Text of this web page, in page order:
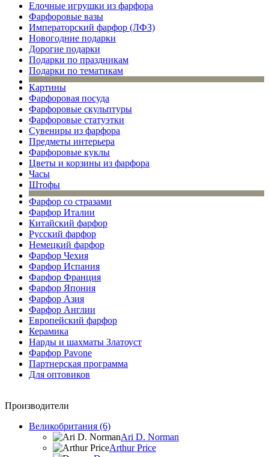
Елочные игрушки из фарфора
Фарфоровые вазы
Императорский фарфор (ЛФЗ)
Новогодние подарки
Дорогие подарки
Подарки по праздникам
Подарки по тематикам
Картины
Фарфоровая посуда
Фарфоровые скульптуры
Фарфоровые статуэтки
Сувениры из фарфора
Предметы интерьера
Фарфоровые куклы
Цветы и корзины из фарфора
Часы
Штофы
Фарфор со стразами
Фарфор Италии
Китайский фарфор
Русский фарфор
Немецкий фарфор
Фарфор Чехия
Фарфор Испания
Фарфор Франция
Фарфор Япония
Фарфор Азия
Фарфор Англии
Европейский фарфор
Керамика
Нарды и шахматы Златоуст
Фарфор Pavone
Партнерская программа
Для оптовиков
Производители
Великобритания (6)
Ari D. Norman
Arthur Price